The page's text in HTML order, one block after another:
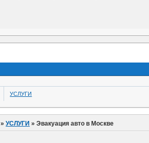
УСЛУГИ
»УСЛУГИ »Эвакуация авто в Москве